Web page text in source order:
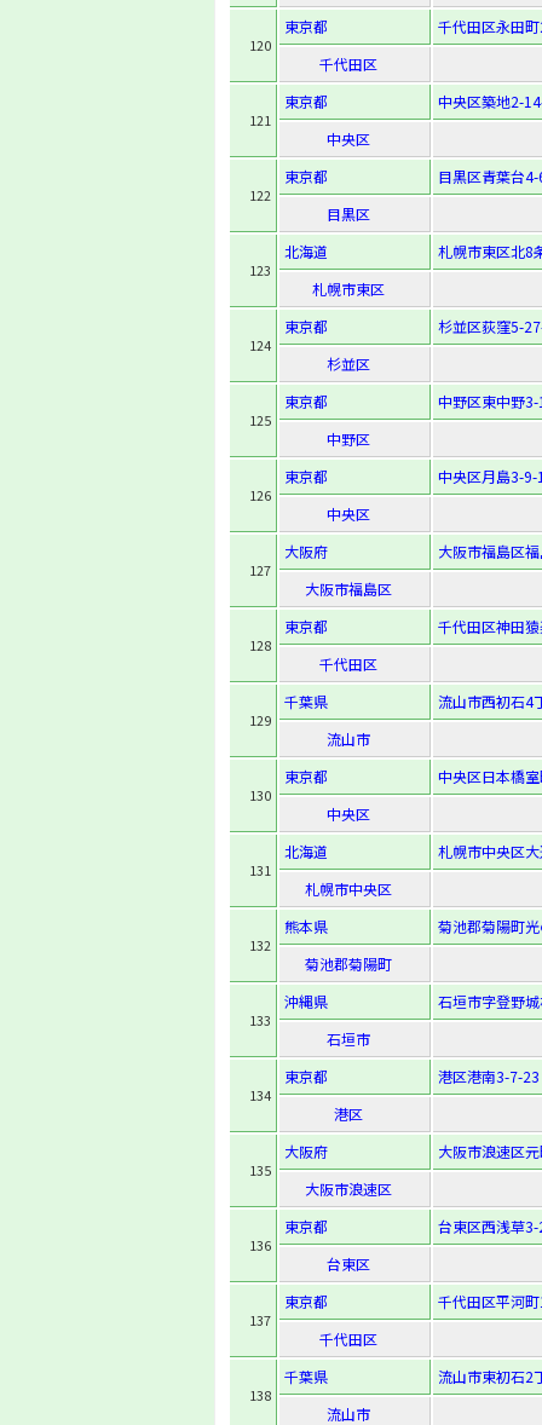
120
東京都
千代田区永田
千代田区
121
東京都
中央区築地2-
中央区
122
東京都
目黒区青葉台
目黒区
123
北海道
札幌市東区北8
札幌市東区
124
東京都
杉並区荻窪5-
杉並区
125
東京都
中野区東中野
中野区
126
東京都
中央区月島3-9-
中央区
127
大阪府
大阪市福島区
大阪市福島区
128
東京都
千代田区神田
千代田区
129
千葉県
流山市西初石4
流山市
130
東京都
中央区日本橋
中央区
131
北海道
札幌市中央区
札幌市中央区
132
熊本県
菊池郡菊陽町
菊池郡菊陽町
133
沖縄県
石垣市字登野
石垣市
134
東京都
港区港南3-7-23
港区
135
大阪府
大阪市浪速区
大阪市浪速区
136
東京都
台東区西浅草
台東区
137
東京都
千代田区平河
千代田区
138
千葉県
流山市東初石2
流山市